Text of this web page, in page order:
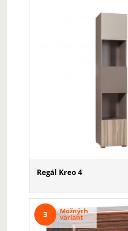
Regál Kreo 4
Možných
variant
3